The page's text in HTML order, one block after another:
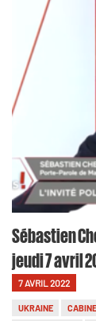
Sébastien
jeudi 7 avril
7 AVRIL 2022
UKRAINE